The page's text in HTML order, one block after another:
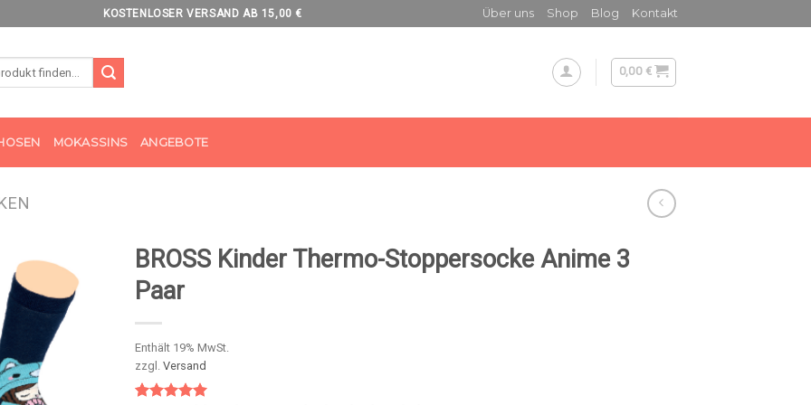
KOSTENLOSER VERSAND AB 15,00 € Über uns Shop Blog Kontakt
0,00 €
MOKASSINS ANGEBOTE
BROSS Kinder Thermo-Stoppersocke Anime 3
Paar
Enthält 19% MwSt.
zzgl. Versand